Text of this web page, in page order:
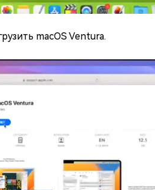
macOS Ventura.